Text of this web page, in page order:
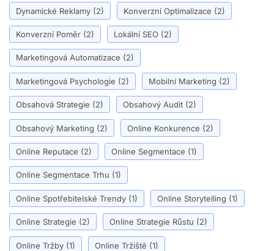
Dynamické Reklamy (2) Konverzní Optimalizace (2)
Konverzní Poměr (2) Lokální SEO (2)
Marketingová Automatizace (2)
Marketingová Psychologie (2) Mobilní Marketing (2)
Obsahová Strategie (2) Obsahový Audit (2)
Obsahový Marketing (2) Online Konkurence (2)
Online Reputace (2) Online Segmentace (1)
Online Segmentace Trhu (1)
Online Spotřebitelské Trendy (1) Online Storytelling (1)
Online Strategie (2) Online Strategie Růstu (2)
Online Tržby (1) Online Tržiště (1)